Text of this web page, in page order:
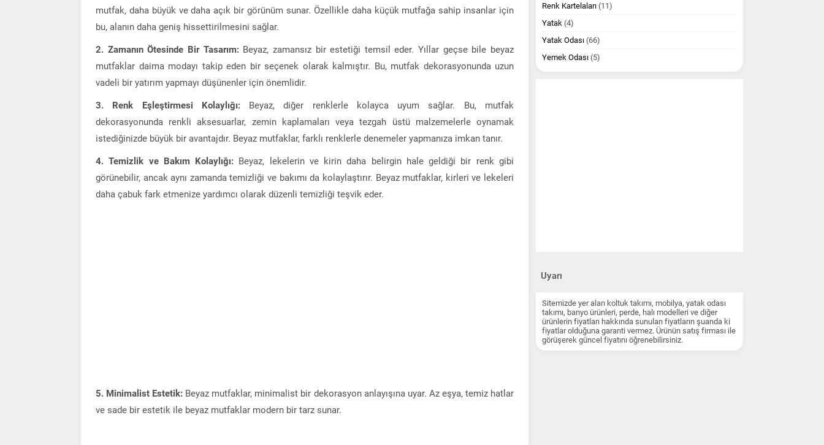
mutfak, daha büyük ve daha açık bir görünüm sunar. Özellikle daha küçük mutfağa sahip insanlar için
bu, alanın daha geniş hissettirilmesini sağlar.
2. Zamanın Ötesinde Bir Tasarım:Beyaz, zamansız bir estetiği temsil eder. Yıllar geçse bile beyaz
mutfaklar daima modayı takip eden bir seçenek olarak kalmıştır. Bu, mutfak dekorasyonunda uzun
vadeli bir yatırım yapmayı düşünenler için önemlidir.
3. Renk Eşleştirmesi Kolaylığı:Beyaz, diğer renklerle kolayca uyum sağlar. Bu, mutfak
dekorasyonunda renkli aksesuarlar, zemin kaplamaları veya tezgah üstü malzemelerle oynamak
istediğinizde büyük bir avantajdır. Beyaz mutfaklar, farklı renklerle denemeler yapmanıza imkan tanır.
4. Temizlik ve Bakım Kolaylığı: Beyaz, lekelerin ve kirin daha belirgin hale geldiği bir renk gibi
görünebilir, ancak aynı zamanda temizliği ve bakımı da kolaylaştırır. Beyaz mutfaklar, kirleri ve lekeleri
daha çabuk fark etmenize yardımcı olarak düzenli temizliği teşvik eder.
5. Minimalist Estetik: Beyaz mutfaklar, minimalist bir dekorasyon anlayışına uyar. Az eşya, temiz hatlar
ve sade bir estetik ile beyaz mutfaklar modern bir tarz sunar.
Renk Kartelaları (11)
Yatak (4)
Yatak Odası (66)
Yemek Odası (5)
Uyarı
Sitemizde yer alan koltuk takımı, mobilya, yatak odası
takımı, banyo ürünleri, perde, halı modelleri ve diğer
ürünlerin fiyatları hakkında sunulan fiyatların şuanda ki
fiyatlar olduğuna garanti vermez. Ürünün satış firması ile
görüşerek güncel fiyatını öğrenebilirsiniz.